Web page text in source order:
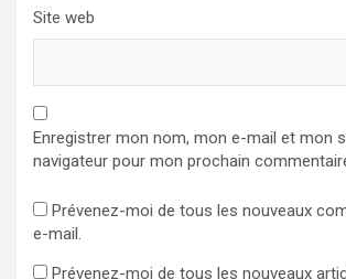
Site web
Enregistrer mon nom, mon e-mail et mon
navigateur pour mon prochain
Prévenez-moi de tous les nouveaux
e-mail.
Prévenez-moi de tous les nouveaux